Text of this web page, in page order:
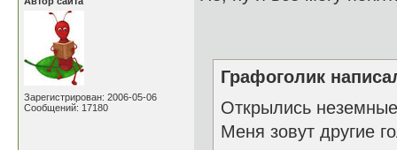
Зарегистрирован: 2006-05-06
Сообщений: 17180
Графоголик
Открылись
Меня зовут другие